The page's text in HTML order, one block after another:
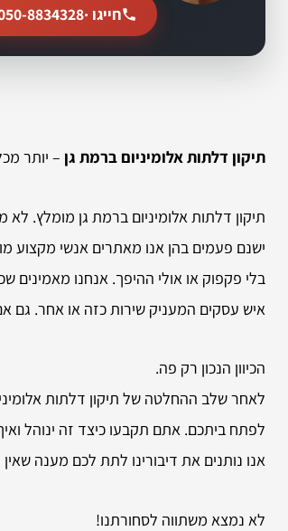
חייגו ·8834328
תיקון דלתות אלומיניום ברמת גן – יותר
תיקון דלתות אלומיניום ברמת גן מומלץ.
ישנם פעמים בהן אנו מאתרים אנשי מקצוע
בלי פקפוק או אולי ההיפך. אנחנו
איש עסקים המעניק שירות כזה או אחר. גם
הכיוון הנכון רק פה.
לאחר שלב ההחלטה של תיקון דלתות
לפתח ביתכם. אתם תקבעו כיצד זה ינוהל
אנו נותנים את דיבורינו לתת לכם מענה
לא נמצא משתווה לסחורתנו!